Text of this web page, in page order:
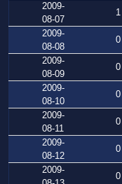
2009-
08-07
1
2009-
08-08
0
2009-
08-09
0
2009-
08-10
0
2009-
08-11
0
2009-
08-12
0
2009-
0